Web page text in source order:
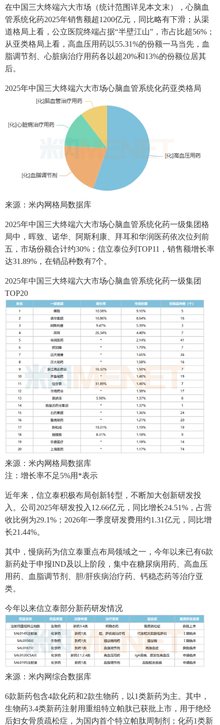
在中国三大终端六大市场（统计范围详见本文末），心脑血
管系统化药2025年销售额超1200亿元，同比略有下滑；从渠
道格局上看，公立医院终端占据“半壁江山”，市占比超56%；
从亚类格局上看，高血压用药以55.31%的份额一马当先，血
脂调节剂、心脏病治疗用药各以超20%和13%的份额位居其
后。
2025年中国三大终端六大市场心脑血管系统化药亚类格局
来源：米内网格局数据库
2025年中国三大终端六大市场心脑血管系统化药一级集团格
局中，晖致、诺华、阿斯利康、拜耳和华润医药依次位列前
五，市场份额合计约30%；信立泰位列TOP11，销售额增长率
达31.89%，在销品种数有7个。
2025年中国三大终端六大市场心脑血管系统化药一级集团
TOP20
来源：米内网格局数据库
注：增长率不足5%用*表示
近年来，信立泰积极布局创新转型，不断加大创新研发投
入。公司2025年研发投入12.66亿元，同比增长24.51%，占营
收比例为29.1%；2026年一季度研发费用约1.31亿元，同比增
长21.44%。
其中，慢病药为信立泰重点布局领域之一，今年以来已有6款
新药处于申报IND及以上阶段，集中在糖尿病用药、高血压
用药、血脂调节剂、胆/肝疾病治疗药、钙稳态药等治疗亚
类。
今年以来信立泰部分新药研发情况
来源：米内网综合数据库
6款新药包含4款化药和2款生物药，以1类新药为主。其中，
生物药3.4类新药注射用重组特立帕肽已获批上市，用于绝经
后妇女骨质疏松症，为国内首个特立帕肽周制剂；化药1类新